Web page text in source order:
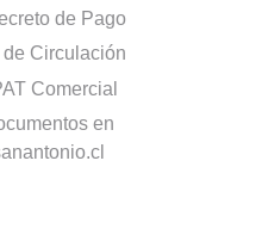
de Pago
Circulación
Comercial
en